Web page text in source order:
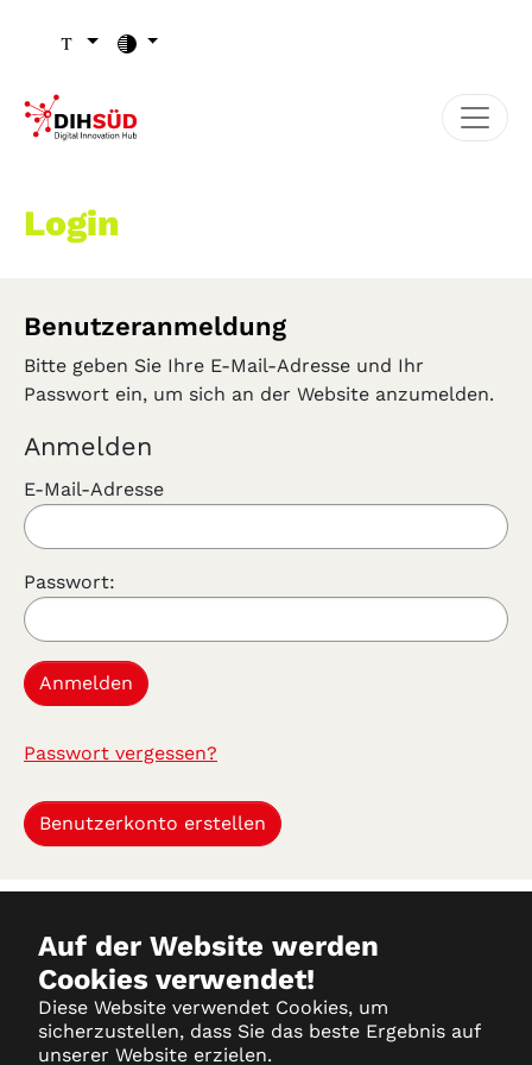
Auf der Website werden
Cookies verwendet!
Diese Website verwendet Cookies, um
sicherzustellen, dass Sie das beste Ergebnis auf
unserer Website erzielen.
Login
Benutzeranmeldung
Bitte geben Sie Ihre E-Mail-Adresse und Ihr
Passwort ein, um sich an der Website anzumelden.
Anmelden
E-Mail-Adresse
Passwort:
Passwort vergessen?
Benutzerkonto erstellen
Datenschutz
Impressum